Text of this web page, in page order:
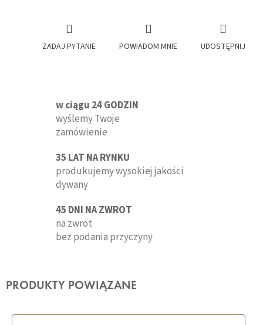
ZADAJ PYTANIE POWIADOM MNIE UDOSTĘPNIJ
w ciągu 24 GODZIN
wyślemy Twoje
zamówienie
35 LAT NA RYNKU
produkujemy wysokiej jakości
dywany
45 DNI NA ZWROT
na zwrot
bez podania przyczyny
PRODUKTY POWIĄZANE